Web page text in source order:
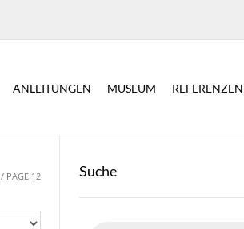
ANLEITUNGEN MUSEUM REFERENZEN
/ PAGE 12 Suche